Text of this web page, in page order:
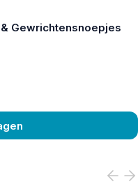
Gewrichtensnoepjes